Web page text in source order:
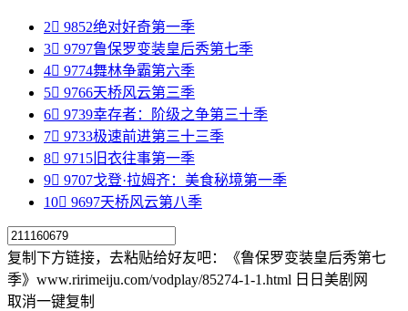
2 9852绝对好奇第一季
3 9797鲁保罗变装皇后秀第七季
4 9774舞林争霸第六季
5 9766天桥风云第三季
6 9739幸存者：阶级之争第三十季
7 9733极速前进第三十三季
8 9715 旧衣往事第一季
9 9707戈登·拉姆齐：美食秘境第一季
10 9697天桥风云第八季
复制下方链接，去粘贴给好友吧：
《鲁保罗变装皇后秀第七
季》www.ririmeiju.com/vodplay/85274-1-1.html 日日美剧网
取消一键复制